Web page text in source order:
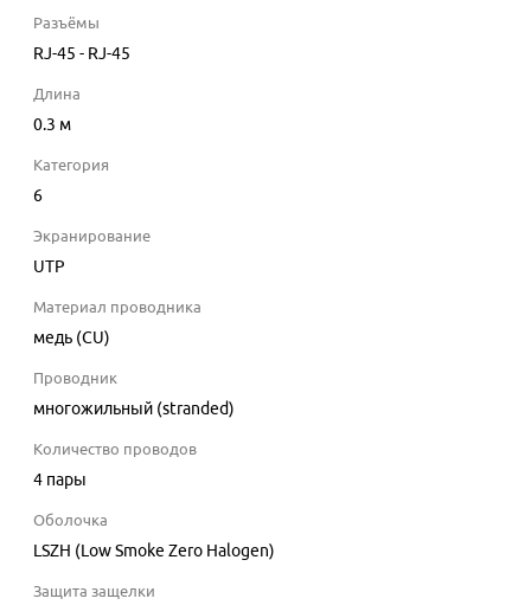
Разъёмы
RJ-45 - RJ-45
Длина
0.3 м
Категория
6
Экранирование
UTP
Материал проводника
медь (CU)
Проводник
многожильный (stranded)
Количество проводов
4 пары
Оболочка
LSZH (Low Smoke Zero Halogen)
Защита защелки